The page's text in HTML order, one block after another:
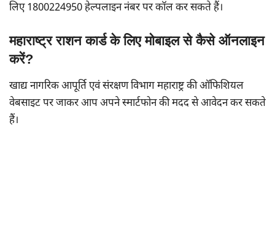
लिए 1800224950 हेल्पलाइन नंबर पर कॉल कर सकते हैं।
महाराष्ट्र राशन कार्ड के लिए मोबाइल से कैसे ऑनलाइन
करें?
खाद्य नागरिक आपूर्ति एवं संरक्षण विभाग महाराष्ट्र की ऑफिशियल
वेबसाइट पर जाकर आप अपने स्मार्टफोन की मदद से आवेदन कर सकते
हैं।